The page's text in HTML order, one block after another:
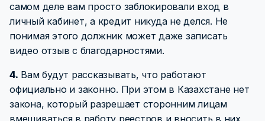
самом деле вам просто заблокировали вход в
личный кабинет, а кредит никуда не делся. Не
понимая этого должник может даже записать
видео отзыв с благодарностями.
4. Вам будут рассказывать, что работают
официально и законно. При этом в Казахстане нет
закона, который разрешает сторонним лицам